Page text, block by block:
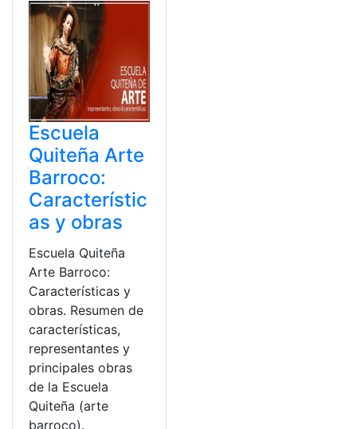
Escuela
Quiteña Arte
Barroco:
Característic
as y obras
Escuela Quiteña
Arte Barroco:
Características y
obras. Resumen de
características,
representantes y
principales obras
de la Escuela
Quiteña (arte
barroco).